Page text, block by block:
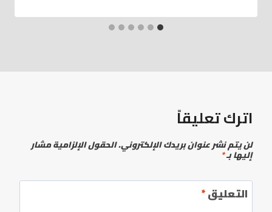
اترك تعليقاً
لن يتم نشر عنوان بريدك الإلكتروني.الحقول الإلزامية مشار
إليها بـ*
التعليق*